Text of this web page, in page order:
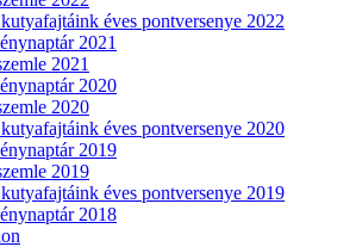
éves pontversenye 2022
2021
2021
2020
2020
éves pontversenye 2020
2019
2019
éves pontversenye 2019
2018